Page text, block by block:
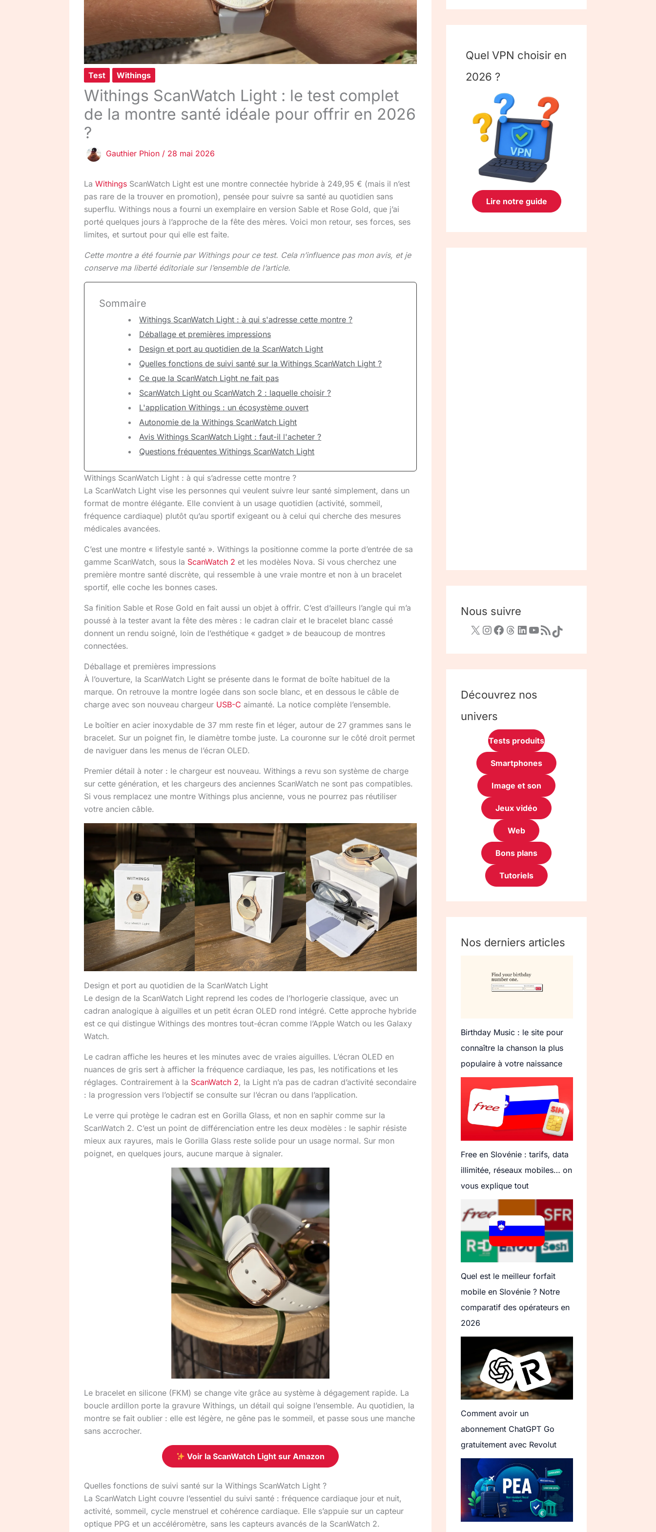
Test Withings
Withings ScanWatch Light : le test complet
de la montre santé idéale pour offrir en 2026
?
Gauthier Phion / 28 mai 2026
La Withings ScanWatch Light est une montre connectée hybride à 249,95 € (mais il n’est
pas rare de la trouver en promotion), pensée pour suivre sa santé au quotidien sans
superflu. Withings nous a fourni un exemplaire en version Sable et Rose Gold, que j’ai
porté quelques jours à l’approche de la fête des mères. Voici mon retour, ses forces, ses
limites, et surtout pour qui elle est faite.
Cette montre a été fournie par Withings pour ce test. Cela n’influence pas mon avis, et je
conserve ma liberté éditoriale sur l’ensemble de l’article.
Sommaire
Withings ScanWatch Light : à qui s'adresse cette montre ?
Déballage et premières impressions
Design et port au quotidien de la ScanWatch Light
Quelles fonctions de suivi santé sur la Withings ScanWatch Light ?
Ce que la ScanWatch Light ne fait pas
ScanWatch Light ou ScanWatch 2 : laquelle choisir ?
L'application Withings : un écosystème ouvert
Autonomie de la Withings ScanWatch Light
Avis Withings ScanWatch Light : faut-il l'acheter ?
Questions fréquentes Withings ScanWatch Light
Withings ScanWatch Light : à qui s’adresse cette montre ?
La ScanWatch Light vise les personnes qui veulent suivre leur santé simplement, dans un
format de montre élégante. Elle convient à un usage quotidien (activité, sommeil,
fréquence cardiaque) plutôt qu’au sportif exigeant ou à celui qui cherche des mesures
médicales avancées.
C’est une montre « lifestyle santé ». Withings la positionne comme la porte d’entrée de sa
gamme ScanWatch, sous la ScanWatch 2 et les modèles Nova. Si vous cherchez une
première montre santé discrète, qui ressemble à une vraie montre et non à un bracelet
sportif, elle coche les bonnes cases.
Sa finition Sable et Rose Gold en fait aussi un objet à offrir. C’est d’ailleurs l’angle qui m’a
poussé à la tester avant la fête des mères : le cadran clair et le bracelet blanc cassé
donnent un rendu soigné, loin de l’esthétique « gadget » de beaucoup de montres
connectées.
Déballage et premières impressions
À l’ouverture, la ScanWatch Light se présente dans le format de boîte habituel de la
marque. On retrouve la montre logée dans son socle blanc, et en dessous le câble de
charge avec son nouveau chargeur USB-C aimanté. La notice complète l’ensemble.
Le boîtier en acier inoxydable de 37 mm reste fin et léger, autour de 27 grammes sans le
bracelet. Sur un poignet fin, le diamètre tombe juste. La couronne sur le côté droit permet
de naviguer dans les menus de l’écran OLED.
Premier détail à noter : le chargeur est nouveau. Withings a revu son système de charge
sur cette génération, et les chargeurs des anciennes ScanWatch ne sont pas compatibles.
Si vous remplacez une montre Withings plus ancienne, vous ne pourrez pas réutiliser
votre ancien câble.
Design et port au quotidien de la ScanWatch Light
Le design de la ScanWatch Light reprend les codes de l’horlogerie classique, avec un
cadran analogique à aiguilles et un petit écran OLED rond intégré. Cette approche hybride
est ce qui distingue Withings des montres tout-écran comme l’Apple Watch ou les Galaxy
Watch.
Le cadran affiche les heures et les minutes avec de vraies aiguilles. L’écran OLED en
nuances de gris sert à afficher la fréquence cardiaque, les pas, les notifications et les
réglages. Contrairement à la ScanWatch 2, la Light n’a pas de cadran d’activité secondaire
: la progression vers l’objectif se consulte sur l’écran ou dans l’application.
Le verre qui protège le cadran est en Gorilla Glass, et non en saphir comme sur la
ScanWatch 2. C’est un point de différenciation entre les deux modèles : le saphir résiste
mieux aux rayures, mais le Gorilla Glass reste solide pour un usage normal. Sur mon
poignet, en quelques jours, aucune marque à signaler.
Le bracelet en silicone (FKM) se change vite grâce au système à dégagement rapide. La
boucle ardillon porte la gravure Withings, un détail qui soigne l’ensemble. Au quotidien, la
montre se fait oublier : elle est légère, ne gêne pas le sommeil, et passe sous une manche
sans accrocher.
Voir la ScanWatch Light sur Amazon
Quelles fonctions de suivi santé sur la Withings ScanWatch Light ?
La ScanWatch Light couvre l’essentiel du suivi santé : fréquence cardiaque jour et nuit,
activité, sommeil, cycle menstruel et cohérence cardiaque. Elle s’appuie sur un capteur
optique PPG et un accéléromètre, sans les capteurs avancés de la ScanWatch 2.
Quel VPN choisir en
2026 ?
Lire notre guide
Nous suivre
Découvrez nos
univers
Tests produits
Smartphones
Image et son
Jeux vidéo
Web
Bons plans
Tutoriels
Nos derniers articles
Birthday Music : le site pour
connaître la chanson la plus
populaire à votre naissance
Free en Slovénie : tarifs, data
illimitée, réseaux mobiles… on
vous explique tout
Quel est le meilleur forfait
mobile en Slovénie ? Notre
comparatif des opérateurs en
2026
Comment avoir un
abonnement ChatGPT Go
gratuitement avec Revolut